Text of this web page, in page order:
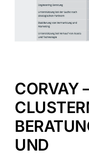
CORVAY
UND